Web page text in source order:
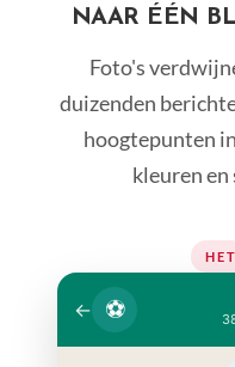
NAAR ÉÉN
Foto's
duizenden
hoogtepunten
kleuren
← ⚽